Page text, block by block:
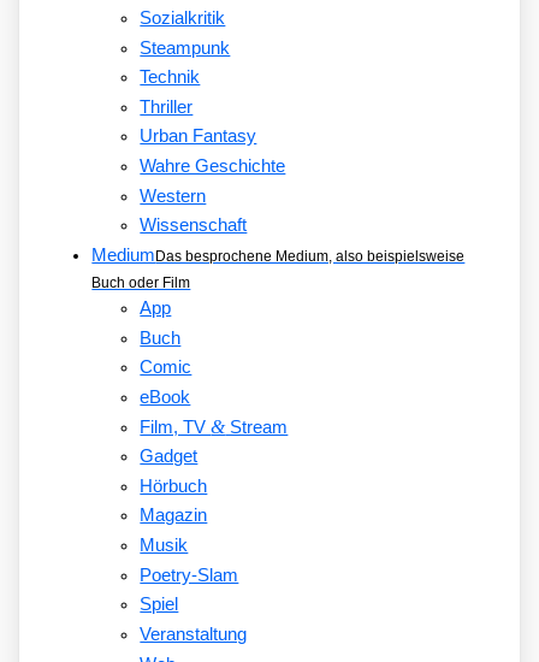
Sozialkritik
Steampunk
Technik
Thriller
Urban Fantasy
Wahre Geschichte
Western
Wissenschaft
Medium Das besprochene Medium, also beispielsweise
Buch oder Film
App
Buch
Comic
eBook
Film, TV&Stream
Gadget
Hörbuch
Magazin
Musik
Poetry-Slam
Spiel
Veranstaltung